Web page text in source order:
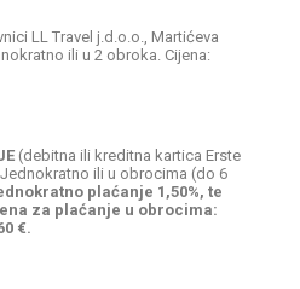
LL Travel j.d.o.o., Martićeva
ili u 2 obroka. Cijena:
(debitna ili kreditna kartica Erste
ili u obrocima (do 6
plaćanje 1,50%, te
za plaćanje u obrocima:
€.